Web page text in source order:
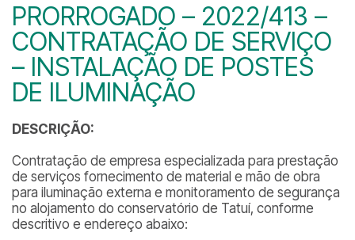
PRORROGADO – 2022/413 –
CONTRATAÇÃO DE SERVIÇO
– INSTALAÇÃO DE POSTES
DE ILUMINAÇÃO
DESCRIÇÃO:
Contratação de empresa especializada para prestação
de serviços fornecimento de material e mão de obra
para iluminação externa e monitoramento de segurança
no alojamento do conservatório de Tatuí, conforme
descritivo e endereço abaixo: